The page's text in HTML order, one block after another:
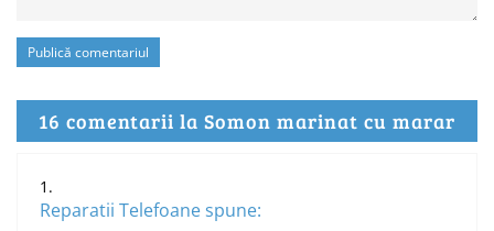
16 comentarii la Somon marinat cu marar
Reparatii Telefoanespune: